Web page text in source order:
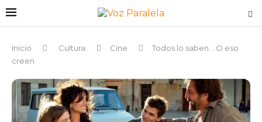
Inicio Cultura Cine
Todos lo saben… O eso
creen